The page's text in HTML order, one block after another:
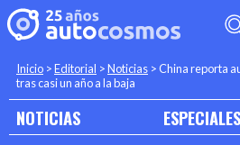
Inicio >Editorial >Noticias >China reporta
tras casi un año a la baja
NOTICIAS ESPECIALES